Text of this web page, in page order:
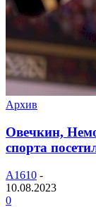
Архив
Овечкин,
спорта
A1610 -
10.08.2023
0